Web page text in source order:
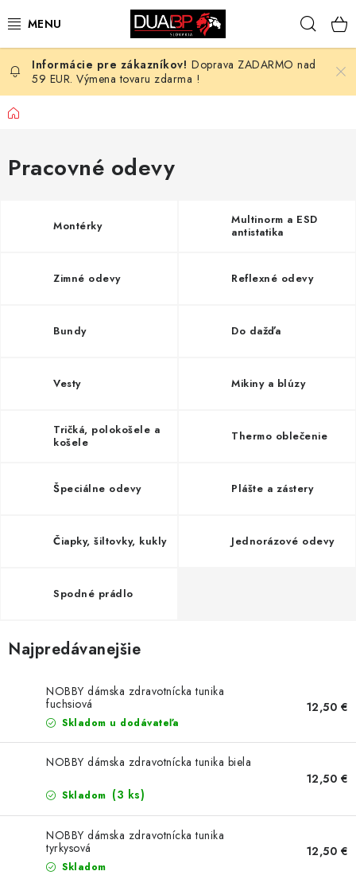
na
NOVÉ
PRACOVNÉ ODEVY
ZDRAVOTNÍCTVO
OCHRANNÉ POMÔCKY
Predajne Kontakt
Pre firmy
Formulár na výmenu tovaru
Reklamačný poriadok
Formulár na vrátenie tovaru /odstúpenie od zmluvy
Pravidlá a nastavenia cookies
Doprava ZADARMO nad
59 EUR. Výmena tovaru zdarma !
Domov
Pracovné odevy
Montérky
Multinorm a ESD
antistatika
Zimné odevy Reflexné odevy
Bundy Do dažďa
Vesty Mikiny a blúzy
Tričká, polokošele a
košele
Thermo oblečenie
Špeciálne odevy Plášte a zástery
Čiapky, šiltovky, kukly Jednorázové odevy
Spodné prádlo
Najpredávanejšie
NOBBY dámska zdravotnícka tunika
fuchsiová
Skladom u dodávateľa
12,50 €
NOBBY dámska zdravotnícka tunika biela
Skladom (3 ks)
12,50 €
NOBBY dámska zdravotnícka tunika
tyrkysová
Skladom
12,50 €